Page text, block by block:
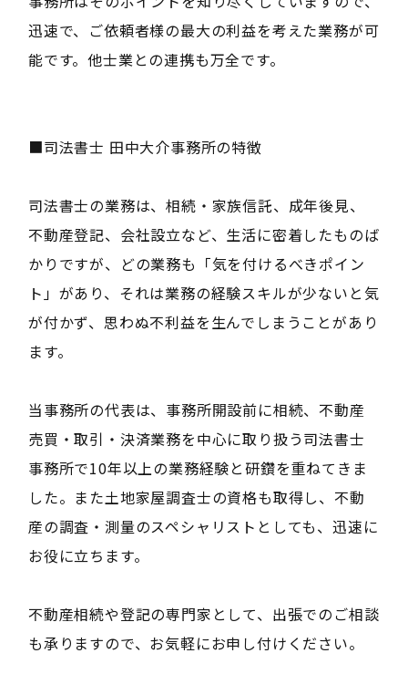
迅速で、ご依頼者様の最大の利益を考えた業務が可
能です。他士業との連携も万全です。
■司法書士 田中大介事務所の特徴
司法書士の業務は、相続・家族信託、成年後見、
不動産登記、会社設立など、生活に密着したものば
かりですが、どの業務も「気を付けるべきポイン
ト」があり、それは業務の経験スキルが少ないと気
が付かず、思わぬ不利益を生んでしまうことがあり
ます。
当事務所の代表は、事務所開設前に相続、不動産
売買・取引・決済業務を中心に取り扱う司法書士
事務所で10年以上の業務経験と研鑽を重ねてきま
した。また土地家屋調査士の資格も取得し、不動
産の調査・測量のスペシャリストとしても、迅速に
お役に立ちます。
不動産相続や登記の専門家として、出張でのご相談
も承りますので、お気軽にお申し付けください。